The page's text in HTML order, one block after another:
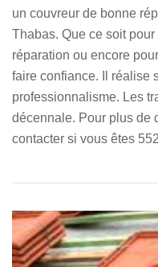
un couvreur de bonne
Thabas. Que ce soit
réparation ou encore
faire confiance. Il réalise
professionnalisme. Les
décennale. Pour plus de
contacter si vous êtes